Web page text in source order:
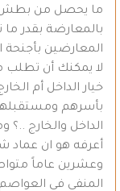
ما يحصل من بطش
بالمعارضة بقدر
المعارضين
لا يمكنك أن تطلب
خيار الداخل أم
بأسرهم
الداخل والخارج ..؟
أعرفه هو ان
وعشرين عاماً
المنفى في